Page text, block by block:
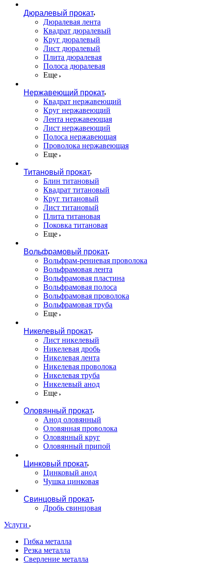
Дюралевый прокат
Дюралевая лента
Квадрат дюралевый
Круг дюралевый
Лист дюралевый
Плита дюралевая
Полоса дюралевая
Еще
Нержавеющий прокат
Квадрат нержавеющий
Круг нержавеющий
Лента нержавеющая
Лист нержавеющий
Полоса нержавеющая
Проволока нержавеющая
Еще
Титановый прокат
Блин титановый
Квадрат титановый
Круг титановый
Лист титановый
Плита титановая
Поковка титановая
Еще
Вольфрамовый прокат
Вольфрам-рениевая проволока
Вольфрамовая лента
Вольфрамовая пластина
Вольфрамовая полоса
Вольфрамовая проволока
Вольфрамовая труба
Еще
Никелевый прокат
Лист никелевый
Никелевая дробь
Никелевая лента
Никелевая проволока
Никелевая труба
Никелевый анод
Еще
Оловянный прокат
Анод оловянный
Оловянная проволока
Оловянный круг
Оловянный припой
Цинковый прокат
Цинковый анод
Чушка цинковая
Свинцовый прокат
Дробь свинцовая
Услуги
Гибка металла
Резка металла
Сверление металла